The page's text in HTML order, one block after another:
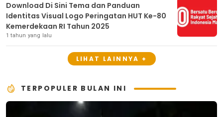
Download Di Sini Tema dan Panduan
Identitas Visual Logo Peringatan HUT Ke-80
Kemerdekaan RI Tahun 2025
1 tahun yang lalu
LIHAT LAINNYA +
TERPOPULER BULAN INI